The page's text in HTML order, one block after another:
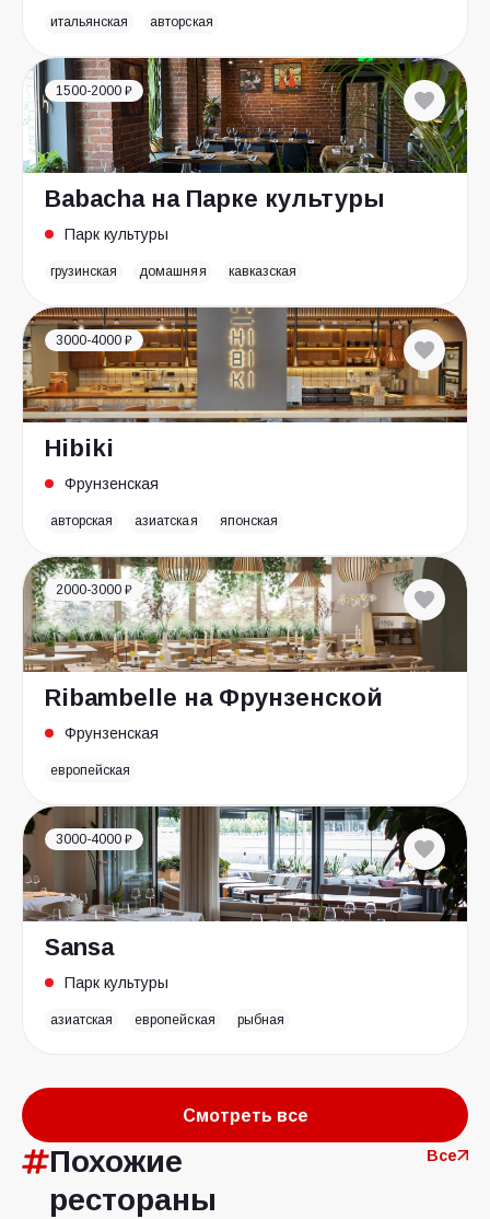
итальянская авторская
1500-2000 ₽
Babacha на Парке культуры
Парк культуры
грузинская домашняя кавказская
3000-4000 ₽
Hibiki
Фрунзенская
авторская азиатская японская
2000-3000 ₽
Ribambelle на Фрунзенской
Фрунзенская
европейская
3000-4000 ₽
Sansa
Парк культуры
азиатская европейская рыбная
Смотреть все
Похожие
рестораны
Все